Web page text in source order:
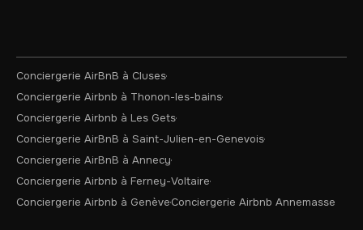
Conciergerie AirBnB à Cluses
Conciergerie Airbnb à Thonon-les-bains
Conciergerie Airbnb à Les Gets
Conciergerie AirBnB à Saint-Julien-en-Genevois
Conciergerie AirBnB à Annecy
Conciergerie Airbnb à Ferney-Voltaire
Conciergerie Airbnb à GenèveConciergerie Airbnb Annemasse